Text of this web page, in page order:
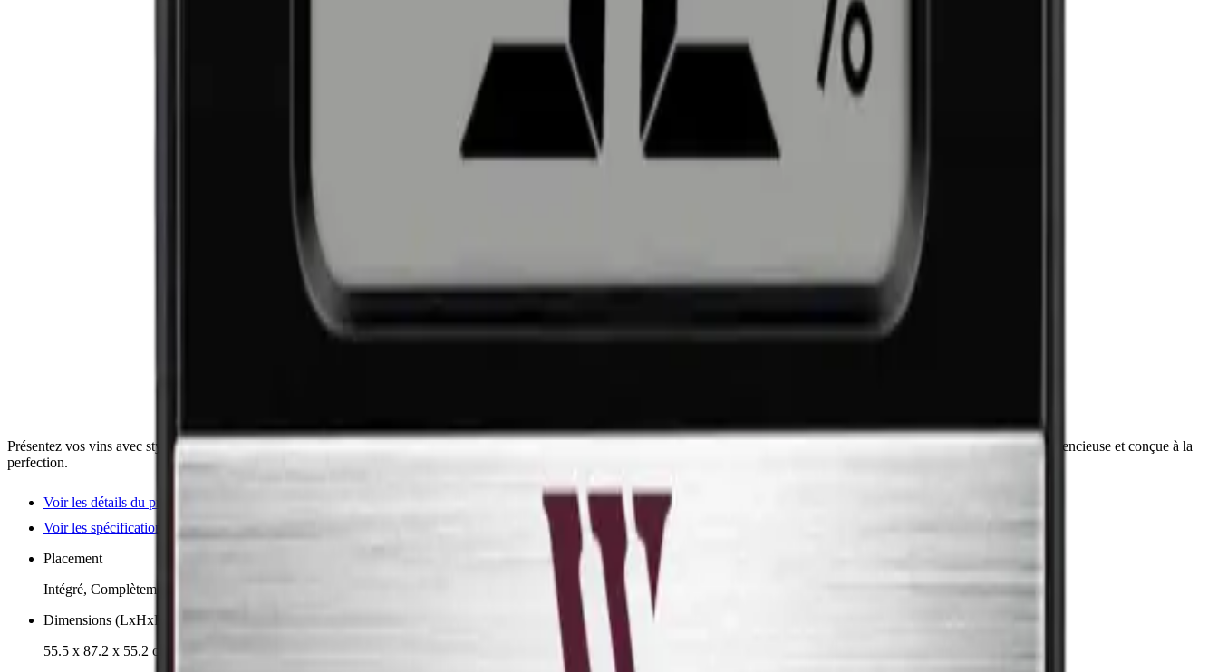
Présentez vos vins avec style grâce à cette cave à vin premium et innovante signée Pevino, un design danois. Stockez jusqu'à 40 bouteilles dans deux zones de température – élégante, silencieuse et conçue à la
perfection.
Voir les détails du produit
Voir les spécifications
Placement
Intégré, Complètement intégré
Dimensions (LxHxP cm)
55.5 x 87.2 x 55.2 cm